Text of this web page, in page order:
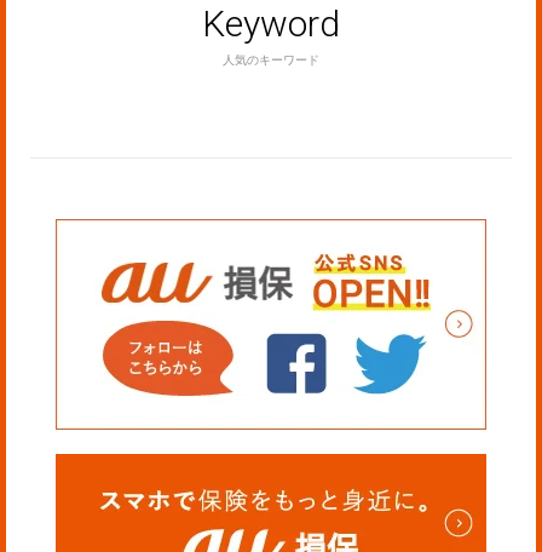
Keyword
人気のキーワード